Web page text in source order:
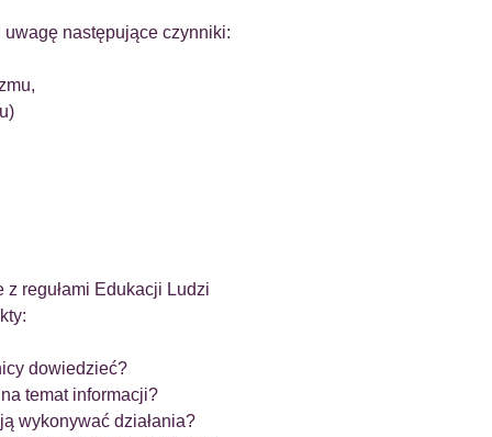
następujące czynniki:
regułami Edukacji Ludzi
dowiedzieć?
temat informacji?
wykonywać działania?